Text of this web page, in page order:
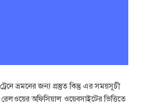
ভ্রমনের জন্য প্রস্তুত কিন্তু এর সময়সূচী
অফিসিয়াল ওয়েবসাইটের ভিত্তিতে